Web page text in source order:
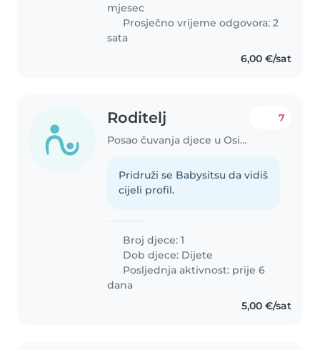
mjesec
Prosječno vrijeme odgovora: 2
sata
6,00 €/sat
Roditelj
Posao čuvanja djece u Osijek
7
Pridruži se Babysitsu da vidiš
cijeli profil.
Broj djece: 1
Dob djece: Dijete
Posljednja aktivnost: prije 6
dana
5,00 €/sat